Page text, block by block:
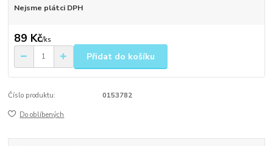
Nejsme plátci DPH
89 Kč/ks
Přidat do košíku
Číslo produktu: 0153782
Do oblíbených